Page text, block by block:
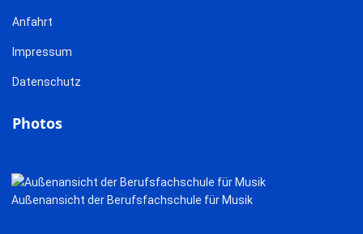
Anfahrt
Impressum
Datenschutz
Photos
Außenansicht der Berufsfachschule für Musik